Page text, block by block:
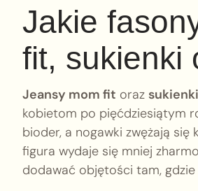
Jakie
fit, sukienki
Jeansy mom fit oraz
kobietom po pięćdziesiątym
bioder, a nogawki zwężają się
figura wydaje się mniej
dodawać objętości tam,